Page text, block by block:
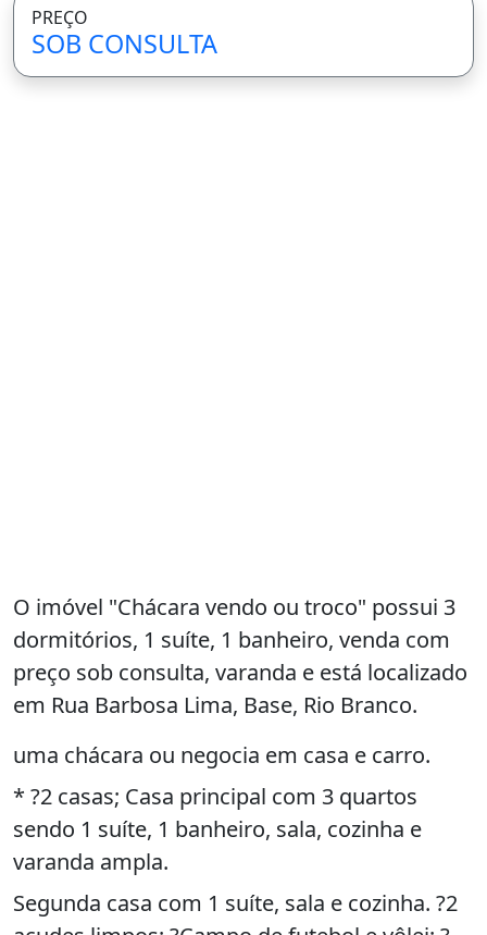
PREÇO
SOB CONSULTA
O imóvel "Chácara vendo ou troco" possui 3
dormitórios, 1 suíte, 1 banheiro, venda com
preço sob consulta, varanda e está localizado
em Rua Barbosa Lima, Base, Rio Branco.
uma chácara ou negocia em casa e carro.
* ?2 casas; Casa principal com 3 quartos
sendo 1 suíte, 1 banheiro, sala, cozinha e
varanda ampla.
Segunda casa com 1 suíte, sala e cozinha. ?2